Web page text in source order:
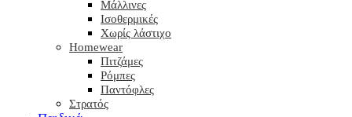
Μάλλινες
Ισοθερμικές
Χωρίς λάστιχο
Homewear
Πιτζάμες
Ρόμπες
Παντόφλες
Στρατός